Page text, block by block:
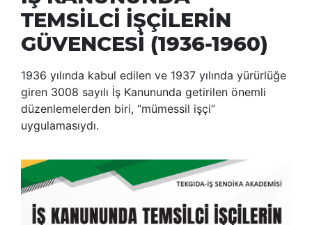
TEMSİLCİ İŞÇİLERİN
GÜVENCESİ (1936-1960)
1936 yılında kabul edilen ve 1937 yılında yürürlüğe
giren 3008 sayılı İş Kanununda getirilen önemli
düzenlemelerden biri, “mümessil işçi”
uygulamasıydı.